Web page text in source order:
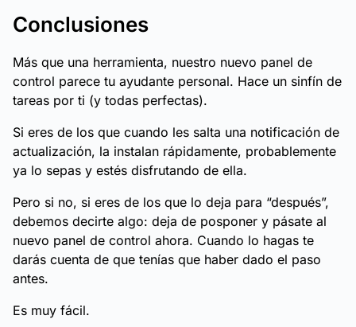
Conclusiones
Más que una herramienta, nuestro nuevo panel de
control parece tu ayudante personal. Hace un sinfín de
tareas por ti (y todas perfectas).
Si eres de los que cuando les salta una notificación de
actualización, la instalan rápidamente, probablemente
ya lo sepas y estés disfrutando de ella.
Pero si no, si eres de los que lo deja para “después”,
debemos decirte algo: deja de posponer y pásate al
nuevo panel de control ahora. Cuando lo hagas te
darás cuenta de que tenías que haber dado el paso
antes.
Es muy fácil.